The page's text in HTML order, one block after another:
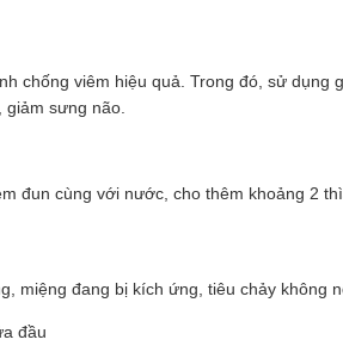
chống viêm hiệu quả. Trong đó, sử dụng
giảm sưng não.
đun cùng với nước, cho thêm khoảng 2
miệng đang bị kích ứng, tiêu chảy không